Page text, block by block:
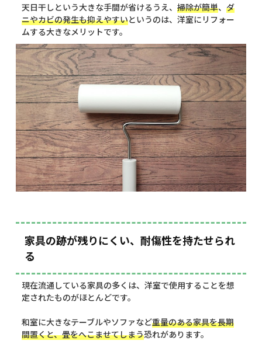
天日干しという大きな手間が省けるうえ、 掃除が簡単、 ダ
ニやカビの発生も抑えやすいというのは、洋室にリフォー
ムする大きなメリットです。
家具の跡が残りにくい、耐傷性を持たせられ
る
現在流通している家具の多くは、洋室で使用することを想
定されたものがほとんどです。
和室に大きなテーブルやソファなど重量のある家具を長期
間置くと、畳をへこませてしまう恐れがあります。